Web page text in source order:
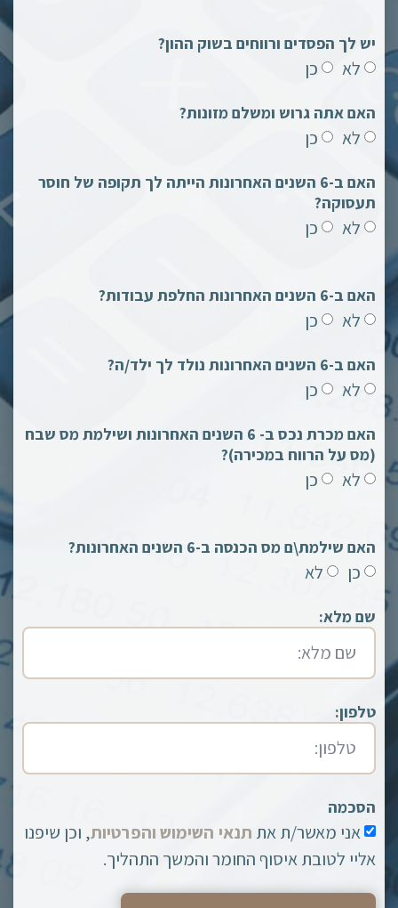
יש לך הפסדים ורווחים בשוק ההון?
לא כן
האם אתה גרוש ומשלם מזונות?
לא כן
האם ב-6 השנים האחרונות הייתה לך תקופה של חוסר
תעסוקה?
לא כן
האם ב-6 השנים האחרונות החלפת עבודות?
לא כן
האם ב-6 השנים האחרונות נולד לך ילד/ה?
לא כן
האם מכרת נכס ב- 6 השנים האחרונות ושילמת מס שבח
(מס על הרווח במכירה)?
לא כן
האם שילמת\ם מס הכנסה ב-6 השנים האחרונות?
כן לא
שם מלא:
טלפון:
הסכמה
אני מאשר/ת את תנאי השימוש והפרטיות, וכן שיפנו
אליי לטובת איסוף החומר והמשך התהליך.